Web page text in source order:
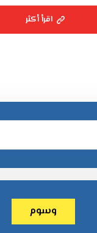
اقرأ أكثر
وسوم